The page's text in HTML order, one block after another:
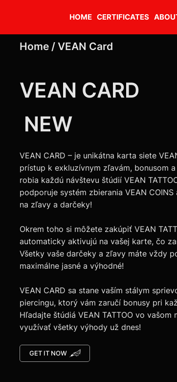
HOME CERTIFICATES
Home /VEAN Card
VEAN CARD
NEW
VEAN CARD – je unikátna karta siete
prístup k exkluzívnym zľavám, bonusom
robia každú návštevu štúdií VEAN
podporuje systém zbierania VEAN
na zľavy a darčeky!
Okrem toho si môžete zakúpiť VEAN
automaticky aktivujú na vašej karte, čo
Všetky vaše darčeky a zľavy máte vždy
maximálne jasné a výhodné!
VEAN CARD sa stane vaším stálym
piercingu, ktorý vám zaručí bonusy pri
Hľadajte štúdiá VEAN TATTOO vo
využívať všetky výhody už dnes!
GET IT NOW